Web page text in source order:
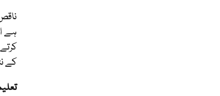
ہے
کے